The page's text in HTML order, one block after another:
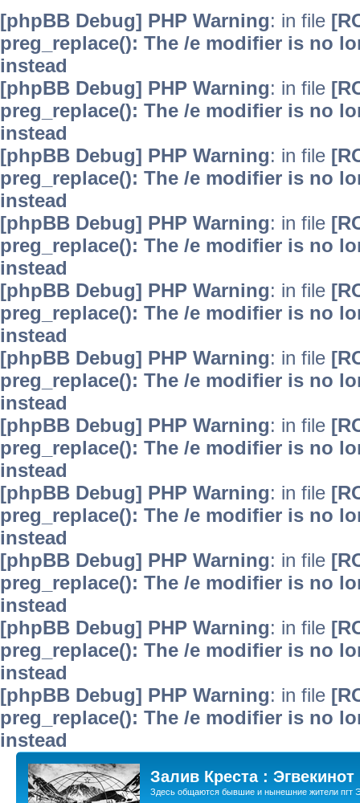
[phpBB Debug] PHP Warning: in file
preg_replace(): The /e modifier is no
instead
[phpBB Debug] PHP Warning: in file
preg_replace(): The /e modifier is no
instead
[phpBB Debug] PHP Warning: in file
preg_replace(): The /e modifier is no
instead
[phpBB Debug] PHP Warning: in file
preg_replace(): The /e modifier is no
instead
[phpBB Debug] PHP Warning: in file
preg_replace(): The /e modifier is no
instead
[phpBB Debug] PHP Warning: in file
preg_replace(): The /e modifier is no
instead
[phpBB Debug] PHP Warning: in file
preg_replace(): The /e modifier is no
instead
[phpBB Debug] PHP Warning: in file
preg_replace(): The /e modifier is no
instead
[phpBB Debug] PHP Warning: in file
preg_replace(): The /e modifier is no
instead
[phpBB Debug] PHP Warning: in file
preg_replace(): The /e modifier is no
instead
[phpBB Debug] PHP Warning: in file
preg_replace(): The /e modifier is no
instead
Залив Креста : Эгвекинот
Здесь общаются бывшие и нынешние жители пгт